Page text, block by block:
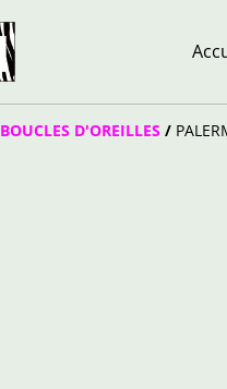
BOUCLES D'OREILLES /